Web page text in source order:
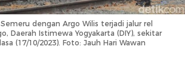
dengan Argo Wilis terjadi jalur rel
Daerah Istimewa Yogyakarta (DIY), sekitar
(17/10/2023). Foto: Jauh Hari Wawan